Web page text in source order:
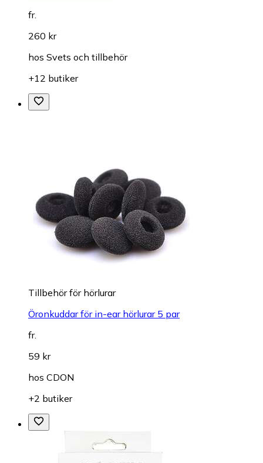
fr.
260 kr
hos Svets och tillbehör
+12 butiker
Tillbehör för hörlurar
Öronkuddar för in-ear hörlurar 5 par
fr.
59 kr
hos CDON
+2 butiker